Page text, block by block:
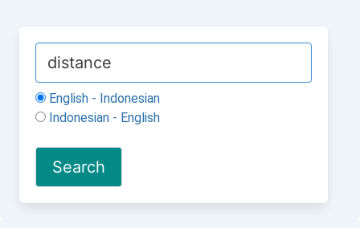
English - Indonesian
Indonesian - English